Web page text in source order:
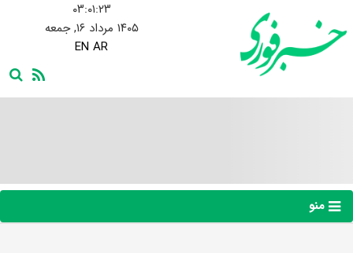
۰۳:۰۱:۲۳
۱۴۰۵ مرداد ۱۶, جمعه
EN AR
منو